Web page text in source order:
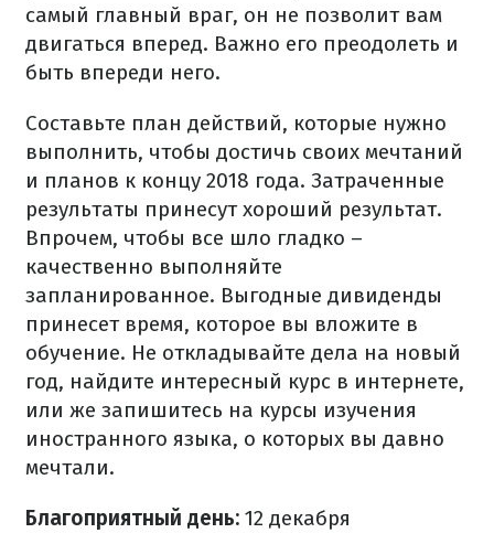
самый главный враг, он не позволит вам
двигаться вперед. Важно его преодолеть и
быть впереди него.
Составьте план действий, которые нужно
выполнить, чтобы достичь своих мечтаний
и планов к концу 2018 года. Затраченные
результаты принесут хороший результат.
Впрочем, чтобы все шло гладко –
качественно выполняйте
запланированное. Выгодные дивиденды
принесет время, которое вы вложите в
обучение. Не откладывайте дела на новый
год, найдите интересный курс в интернете,
или же запишитесь на курсы изучения
иностранного языка, о которых вы давно
мечтали.
Благоприятный день: 12 декабря